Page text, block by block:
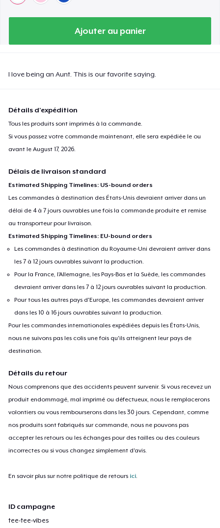
Ajouter au panier
I love being an Aunt. This is our favorite saying.
Détails d'expédition
Tous les produits sont imprimés à la commande.
Si vous passez votre commande maintenant, elle sera expédiée le ou
avant leAugust 17, 2026.
Délais de livraison standard
Estimated Shipping Timelines: US-bound orders
Les commandes à destination des États-Unis devraient arriver dans un
délai de 4 à 7 jours ouvrables une fois la commande produite et remise
au transporteur pour livraison.
Estimated Shipping Timelines: EU-bound orders
Les commandes à destination du Royaume-Uni devraient arriver dans
les 7 à 12 jours ouvrables suivant la production.
Pour la France, l'Allemagne, les Pays-Bas et la Suède, les commandes
devraient arriver dans les 7 à 12 jours ouvrables suivant la production.
Pour tous les autres pays d'Europe, les commandes devraient arriver
dans les 10 à 16 jours ouvrables suivant la production.
Pour les commandes internationales expédiées depuis les États-Unis,
nous ne suivons pas les colis une fois qu'ils atteignent leur pays de
destination.
Détails du retour
Nous comprenons que des accidents peuvent survenir. Si vous recevez un
produit endommagé, mal imprimé ou défectueux, nous le remplacerons
volontiers ou vous rembourserons dans les 30 jours. Cependant, comme
nos produits sont fabriqués sur commande, nous ne pouvons pas
accepter les retours ou les échanges pour des tailles ou des couleurs
incorrectes ou si vous changez simplement d'avis.
En savoir plus sur notre politique de retours ici.
ID campagne
tee-tee-vibes